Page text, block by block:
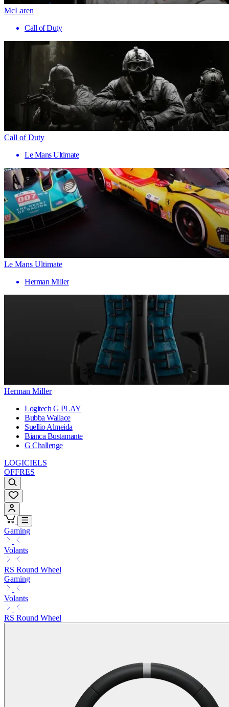
McLaren
Call of Duty
Call of Duty
Le Mans Ultimate
Le Mans Ultimate
Herman Miller
Herman Miller
Logitech G PLAY
Bubba Wallace
Suellio Almeida
Bianca Bustamante
G Challenge
LOGICIELS
OFFRES
Gaming
Volants
RS Round Wheel
Gaming
Volants
RS Round Wheel